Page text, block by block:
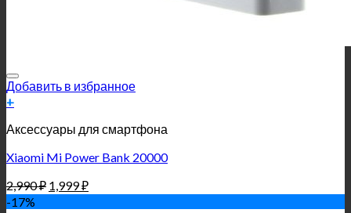
Добавить в избранное
+
Аксессуары для смартфона
Xiaomi Mi Power Bank 20000
2,990₽ 1,999₽
-17%